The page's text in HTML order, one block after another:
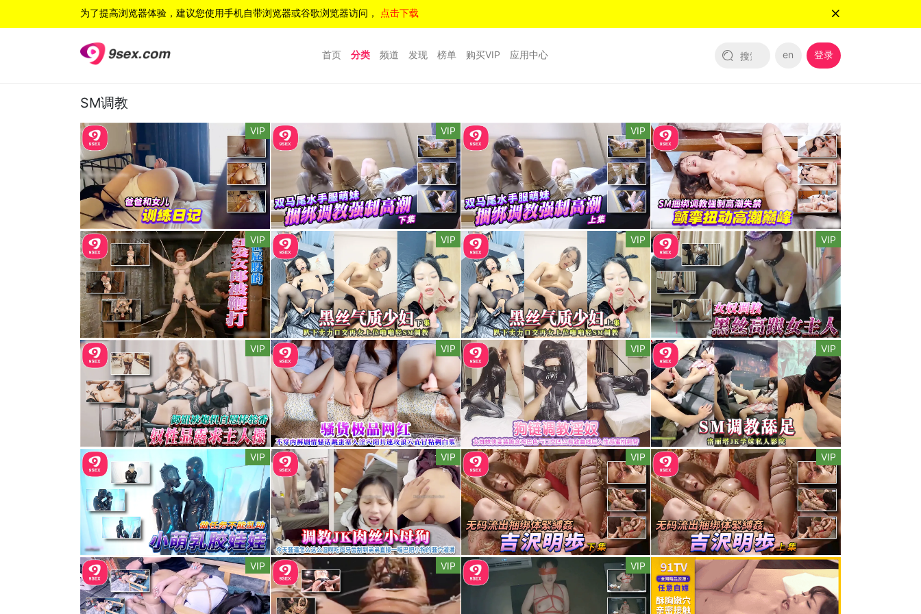
为了提高浏览器体验，建议您使用手机自带浏览器或谷歌浏览器访问， 点击下载
首页 分类 频道 发现 榜单 购买VIP 应用中心 en 登录
SM调教
VIP VIP VIP
VIP VIP VIP VIP
VIP VIP VIP VIP
VIP VIP VIP VIP
VIP VIP VIP